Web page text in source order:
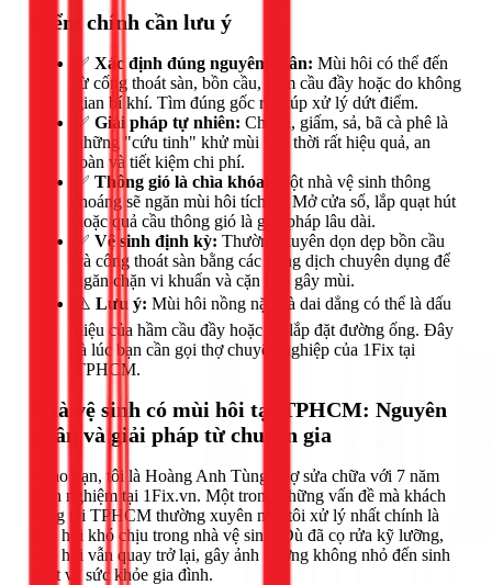
Điểm chính cần lưu ý
✅ Xác định đúng nguyên nhân: Mùi hôi có thể đến
từ cống thoát sàn, bồn cầu, hầm cầu đầy hoặc do không
gian bí khí. Tìm đúng gốc rễ giúp xử lý dứt điểm.
✅ Giải pháp tự nhiên: Chanh, giấm, sả, bã cà phê là
những "cứu tinh" khử mùi tạm thời rất hiệu quả, an
toàn và tiết kiệm chi phí.
✅ Thông gió là chìa khóa:
Một nhà vệ sinh thông
thoáng sẽ ngăn mùi hôi tích tụ. Mở cửa sổ, lắp quạt hút
hoặc quả cầu thông gió là giải pháp lâu dài.
✅ Vệ sinh định kỳ: Thường xuyên dọn dẹp bồn cầu
và cống thoát sàn bằng các dung dịch chuyên dụng để
ngăn chặn vi khuẩn và cặn bẩn gây mùi.
⚠️ Lưu ý: Mùi hôi nồng nặc và dai dẳng có thể là dấu
hiệu của hầm cầu đầy hoặc lỗi lắp đặt đường ống. Đây
là lúc bạn cần gọi thợ chuyên nghiệp của 1Fix tại
TPHCM.
Nhà vệ sinh có mùi hôi tại TPHCM: Nguyên
nhân và giải pháp từ chuyên gia
Chào bạn, tôi là Hoàng Anh Tùng, thợ sửa chữa với 7 năm
kinh nghiệm tại 1Fix.vn. Một trong những vấn đề mà khách
hàng tại TPHCM thường xuyên nhờ tôi xử lý nhất chính là
mùi hôi khó chịu trong nhà vệ sinh. Dù đã cọ rửa kỹ lưỡng,
mùi hôi vẫn quay trở lại, gây ảnh hưởng không nhỏ đến sinh
hoạt và sức khỏe gia đình.